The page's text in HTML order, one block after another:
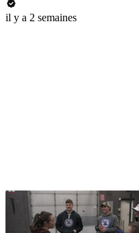
il y a 2 semaines